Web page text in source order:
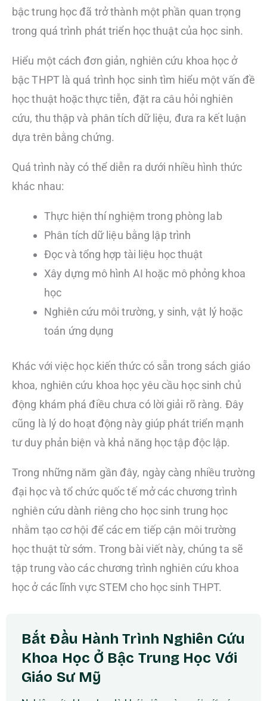
bậc trung học đã trở thành một phần quan trọng
trong quá trình phát triển học thuật của học sinh.
Hiểu một cách đơn giản, nghiên cứu khoa học ở
bậc THPT là quá trình học sinh tìm hiểu một vấn đề
học thuật hoặc thực tiễn, đặt ra câu hỏi nghiên
cứu, thu thập và phân tích dữ liệu, đưa ra kết luận
dựa trên bằng chứng.
Quá trình này có thể diễn ra dưới nhiều hình thức
khác nhau:
Thực hiện thí nghiệm trong phòng lab
Phân tích dữ liệu bằng lập trình
Đọc và tổng hợp tài liệu học thuật
Xây dựng mô hình AI hoặc mô phỏng khoa
học
Nghiên cứu môi trường, y sinh, vật lý hoặc
toán ứng dụng
Khác với việc học kiến thức có sẵn trong sách giáo
khoa, nghiên cứu khoa học yêu cầu học sinh chủ
động khám phá điều chưa có lời giải rõ ràng. Đây
cũng là lý do hoạt động này giúp phát triển mạnh
tư duy phản biện và khả năng học tập độc lập.
Trong những năm gần đây, ngày càng nhiều trường
đại học và tổ chức quốc tế mở các chương trình
nghiên cứu dành riêng cho học sinh trung học
nhằm tạo cơ hội để các em tiếp cận môi trường
học thuật từ sớm. Trong bài viết này, chúng ta sẽ
tập trung vào các chương trình nghiên cứu khoa
học ở các lĩnh vực STEM cho học sinh THPT.
Bắt Đầu Hành Trình Nghiên Cứu
Khoa Học Ở Bậc Trung Học Với
Giáo Sư Mỹ